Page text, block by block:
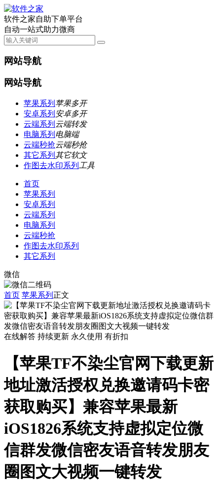
软件之家自助下单平台
自动一站式助力微商
网站导航
网站导航
苹果系列 苹果多开
安卓系列 安卓多开
云端系列 云端转发
电脑系列 电脑端
云端秒抢云端秒抢
其它系列 其它软文
作图去水印系列 工具
首页
苹果系列
安卓系列
云端系列
电脑系列
云端秒抢
作图去水印系列
其它系列
微信
首页 苹果系列 正文
在线解答 持续更新 永久使用 有折扣
【苹果TF不染尘官网下载更新
地址激活授权兑换邀请码卡密
获取购买】兼容苹果最新
iOS1826系统支持虚拟定位微
信群发微信密友语音转发朋友
圈图文大视频一键转发